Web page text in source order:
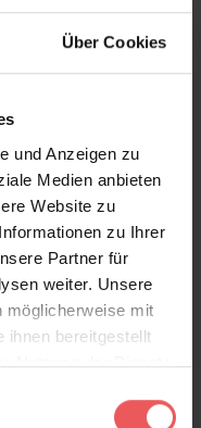
Über Cookies
und Anzeigen zu
Medien anbieten
Website zu
zu Ihrer
Partner für
weiter. Unsere
möglicherweise mit
ihnen bereitgestellt
Nutzung der Dienste
moderne
Designs. Feine
Eleganz mit
Metallic